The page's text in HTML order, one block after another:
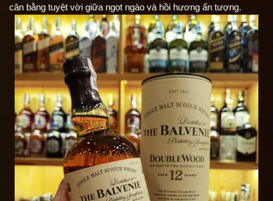
cân bằng tuyệt vời giữa ngọt ngào và hồi hương ấn tượng.